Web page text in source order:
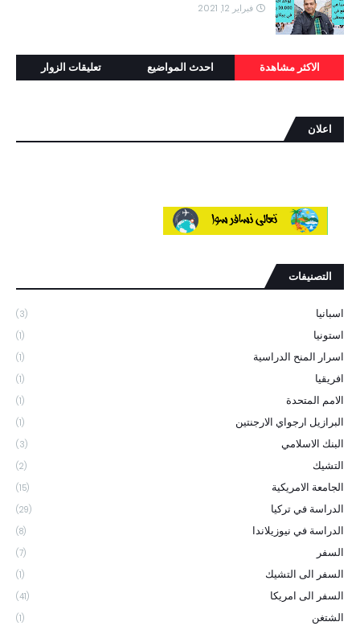
فبراير 12, 2021
الاكثر مشاهدة احدث المواضيع تعليقات الزوار
اعلان
التصنيفات
اسبانيا (3)
استونيا (1)
اسرار المنح الدراسية (1)
افريقيا (1)
الامم المتحدة (1)
البرازيل ارجواي الارجنتين (1)
البنك الاسلامي (3)
التشيك (2)
الجامعة الامريكية (15)
الدراسة في تركيا (29)
الدراسة في نيوزيلاندا (8)
السفر (7)
السفر الى التشيك (1)
السفر الى امريكا (41)
الشتغن (1)